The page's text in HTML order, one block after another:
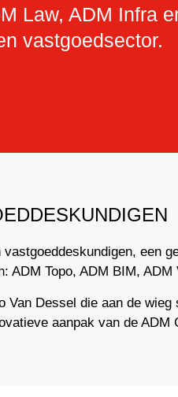
Law, ADM Infra
vastgoedsector.
een
ADM Topo, ADM BIM,
Van Dessel die aan de
aanpak van de ADM